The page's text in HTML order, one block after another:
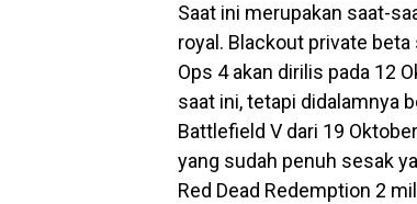
Saat ini merupakan saat-
royal. Blackout private
Ops 4 akan dirilis pada 12
saat ini, tetapi didalamnya
Battlefield V dari 19
yang sudah penuh sesak
Red Dead Redemption 2